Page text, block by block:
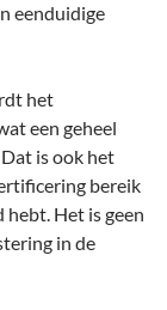
eenduidige
het
een geheel
is ook het
bereik
hebt. Het is geen
in de